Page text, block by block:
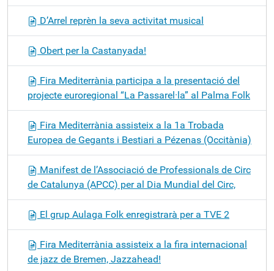
D’Arrel reprèn la seva activitat musical
Obert per la Castanyada!
Fira Mediterrània participa a la presentació del
projecte euroregional “La Passarel·la” al Palma Folk
Fira Mediterrània assisteix a la 1a Trobada
Europea de Gegants i Bestiari a Pézenas (Occitània)
Manifest de l’Associació de Professionals de Circ
de Catalunya (APCC) per al Dia Mundial del Circ,
El grup Aulaga Folk enregistrarà per a TVE 2
Fira Mediterrània assisteix a la fira internacional
de jazz de Bremen, Jazzahead!